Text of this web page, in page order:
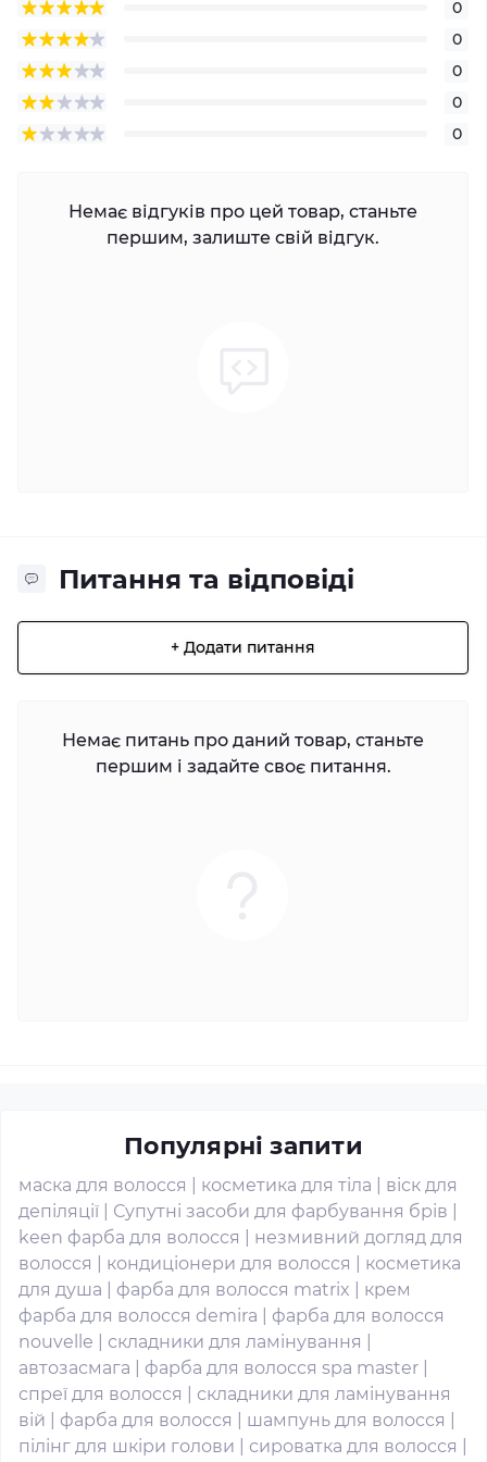
0
0
0
0
0
Немає відгуків про цей товар, станьте
першим, залиште свій відгук.
Питання та відповіді
+ Додати питання
Немає питань про даний товар, станьте
першим і задайте своє питання.
Популярні запити
маска для волосся косметика для тіла
віск для
депіляції
Супутні засоби для фарбування брів
keen фарба для волосся
незмивний догляд для
волосся
кондиціонери для волосся
косметика
для душа
фарба для волосся matrix
крем
фарба для волосся demira
фарба для волосся
nouvelle
складники для ламінування
автозасмага
фарба для волосся spa master
спреї для волосся
складники для ламінування
вій
фарба для волосся шампунь для волосся
пілінг для шкіри голови
сироватка для волосся